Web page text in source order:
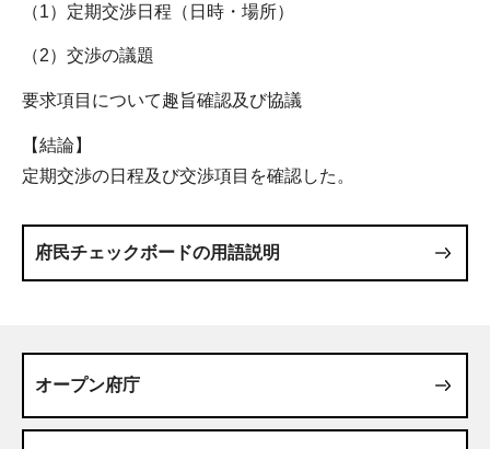
（1）定期交渉日程（日時・場所）
（2）交渉の議題
要求項目について趣旨確認及び協議
【結論】
定期交渉の日程及び交渉項目を確認した。
府民チェックボードの用語説明
オープン府庁